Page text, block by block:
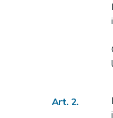
Art.
Art.
Art.
Art. 28
Art.
Art. 2.